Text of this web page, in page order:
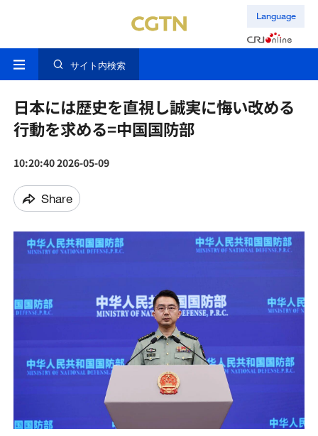
Language
サイト内検索
日本には歴史を直視し誠実に悔い改める
行動を求める=中国国防部
10:20:40 2026-05-09
Share